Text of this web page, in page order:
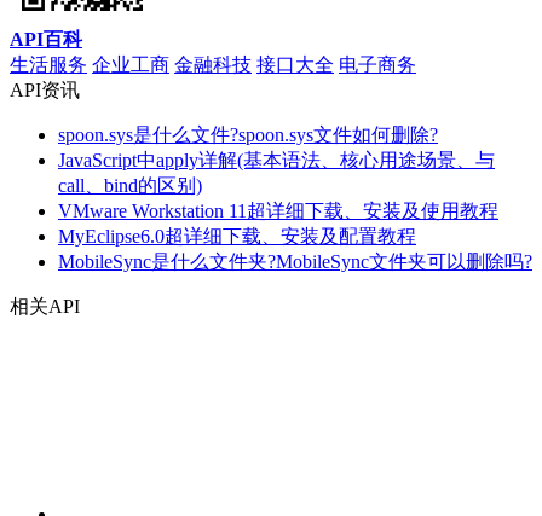
API百科
生活服务 企业工商 金融科技 接口大全 电子商务
API资讯
spoon.sys是什么文件?spoon.sys文件如何删除?
JavaScript中apply详解(基本语法、核心用途场景、与
call、bind的区别)
VMware Workstation 11超详细下载、安装及使用教程
MyEclipse6.0超详细下载、安装及配置教程
MobileSync是什么文件夹?MobileSync文件夹可以删除吗?
相关API